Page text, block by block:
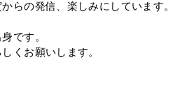
らの発信、楽しみにしています。
です。
くお願いします。